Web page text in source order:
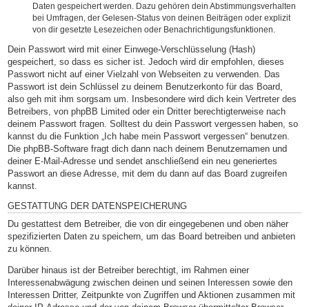
Daten gespeichert werden. Dazu gehören dein Abstimmungsverhalten
bei Umfragen, der Gelesen-Status von deinen Beiträgen oder explizit
von dir gesetzte Lesezeichen oder Benachrichtigungsfunktionen.
Dein Passwort wird mit einer Einwege-Verschlüsselung (Hash)
gespeichert, so dass es sicher ist. Jedoch wird dir empfohlen, dieses
Passwort nicht auf einer Vielzahl von Webseiten zu verwenden. Das
Passwort ist dein Schlüssel zu deinem Benutzerkonto für das Board,
also geh mit ihm sorgsam um. Insbesondere wird dich kein Vertreter des
Betreibers, von phpBB Limited oder ein Dritter berechtigterweise nach
deinem Passwort fragen. Solltest du dein Passwort vergessen haben, so
kannst du die Funktion „Ich habe mein Passwort vergessen“ benutzen.
Die phpBB-Software fragt dich dann nach deinem Benutzernamen und
deiner E-Mail-Adresse und sendet anschließend ein neu generiertes
Passwort an diese Adresse, mit dem du dann auf das Board zugreifen
kannst.
GESTATTUNG DER DATENSPEICHERUNG
Du gestattest dem Betreiber, die von dir eingegebenen und oben näher
spezifizierten Daten zu speichern, um das Board betreiben und anbieten
zu können.
Darüber hinaus ist der Betreiber berechtigt, im Rahmen einer
Interessenabwägung zwischen deinen und seinen Interessen sowie den
Interessen Dritter, Zeitpunkte von Zugriffen und Aktionen zusammen mit